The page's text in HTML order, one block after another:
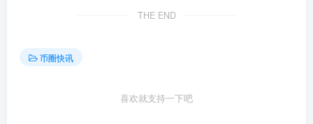
THE END
币圈快讯
喜欢就支持一下吧